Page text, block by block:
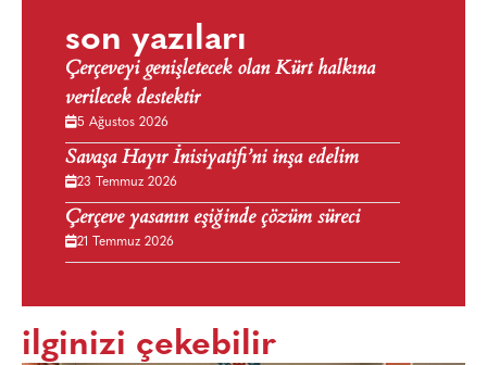
son yazıları
Çerçeveyi genişletecek olan Kürt halkına
verilecek destektir
5 Ağustos 2026
Savaşa Hayır İnisiyatifi’ni inşa edelim
23 Temmuz 2026
Çerçeve yasanın eşiğinde çözüm süreci
21 Temmuz 2026
ilginizi çekebilir